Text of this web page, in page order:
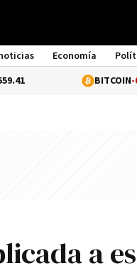
Economía
BITCOIN-0.44%
a